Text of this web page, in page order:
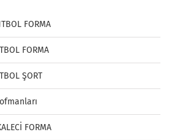
FORMA
FORMA
ŞORT
FORMA